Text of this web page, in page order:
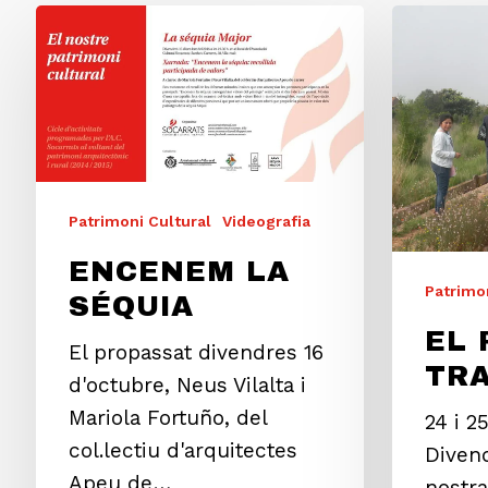
Patrimoni Cultural Videografia
ENCENEM LA
SÉQUIA
El propassat divendres 16
d'octubre, Neus Vilalta i
Mariola Fortuño, del
col.lectiu d'arquitectes
Apeu de…
EL
24 i